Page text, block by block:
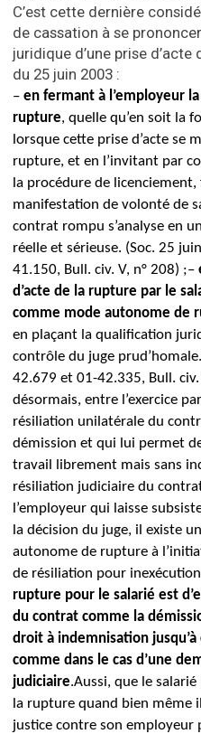
C’est cette dernière
de cassation à se
juridique d’une prise
du 25 juin 2003 :
– en fermant à l’employeur
rupture, quelle qu’en soit la
lorsque cette prise d’acte se
rupture, et en l’invitant par
la procédure de
manifestation de volonté de
contrat rompu s’analyse en
réelle et sérieuse. (Soc. 25
41.150, Bull. civ. V, n° 208) ;–
d’acte de la rupture par le
comme mode autonome de
en plaçant la qualification
contrôle du juge
42.679 et 01-42.335, Bull. civ.
désormais, entre l’exercice
résiliation unilatérale du
démission et qui lui permet
travail librement mais sans
résiliation judiciaire du
l’employeur qui laisse
la décision du juge, il existe
autonome de rupture à
de résiliation pour
rupture pour le salarié est
du contrat comme la
droit à indemnisation
comme dans le cas d’une
judiciaire.Aussi, que le
la rupture quand bien même
justice contre son employeur